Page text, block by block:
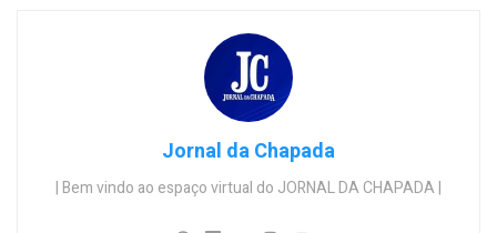
Jornal da Chapada
| Bem vindo ao espaço virtual do JORNAL DA CHAPADA |